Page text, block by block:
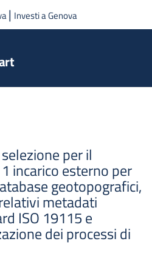
principale
| Investi a Genova
per il
incarico esterno per
geotopografici,
metadati
ISO 19115 e
dei processi di